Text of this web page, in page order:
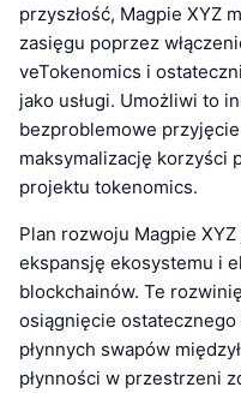
przyszłość, Magpie XYZ
zasięgu poprzez
veTokenomics i
jako usługi. Umożliwi to
bezproblemowe
maksymalizację korzyści
projektu tokenomics.
Plan rozwoju Magpie
ekspansję ekosystemu i
blockchainów. Te
osiągnięcie ostatecznego
płynnych swapów
płynności w przestrzeni